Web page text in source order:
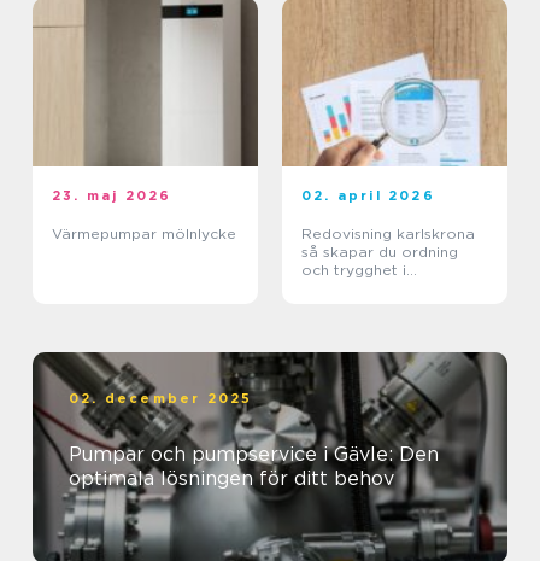
23. maj 2026
Värmepumpar mölnlycke
02. april 2026
Redovisning karlskrona
så skapar du ordning
och trygghet i
02. december 2025
Pumpar och pumpservice i Gävle: Den
optimala lösningen för ditt behov